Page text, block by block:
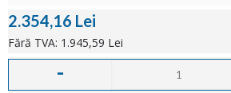
2.354,16 Lei
Fără TVA: 1.945,59 Lei
-